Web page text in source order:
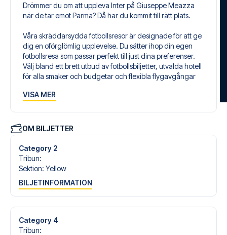
Drömmer du om att uppleva Inter på Giuseppe Meazza
när de tar emot Parma? Då har du kommit till rätt plats.
Våra skräddarsydda fotbollsresor är designade för att ge
dig en oförglömlig upplevelse. Du sätter ihop din egen
fotbollsresa som passar perfekt till just dina preferenser.
Välj bland ett brett utbud av fotbollsbiljetter, utvalda hotell
för alla smaker och budgetar och flexibla flygavgångar
säkerställer en problemfri bokningsprocess i samband
med din fotbollspaket och står redo med personlig
service både före och under resan. Vi är tillgängliga på
+46 22 03 00 14 eller
boka resan.
Är du redo att uppleva Inter på Giuseppe Meazza mot
Parma? Kontakta oss idag, och låt oss hjälpa dig att
realisera din fotbollsresedröm!
VISA MER
OM BILJETTER
Category 2
Tribun:
Sektion: Yellow
BILJETINFORMATION
Category 4
Tribun: